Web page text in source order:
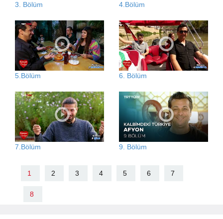
3. Bölüm 4.Bölüm
5.Bölüm 6. Bölüm
7.Bölüm 9. Bölüm
1 2 3 4 5 6 7
8